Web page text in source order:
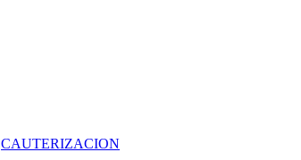
CAUTERIZACION